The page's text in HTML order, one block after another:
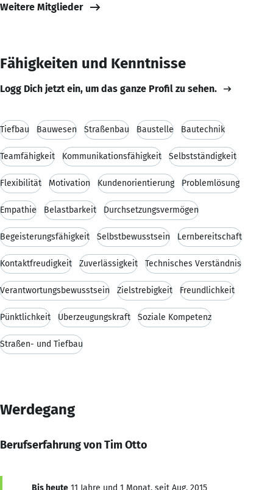
Weitere Mitglieder
Fähigkeiten und Kenntnisse
Logg Dich jetzt ein, um das ganze Profil zu sehen.
Tiefbau Bauwesen Straßenbau Baustelle Bautechnik
Teamfähigkeit Kommunikationsfähigkeit Selbstständigkeit
Flexibilität Motivation Kundenorientierung Problemlösung
Empathie Belastbarkeit Durchsetzungsvermögen
Begeisterungsfähigkeit Selbstbewusstsein Lernbereitschaft
Kontaktfreudigkeit Zuverlässigkeit Technisches Verständnis
Verantwortungsbewusstsein Zielstrebigkeit Freundlichkeit
Pünktlichkeit Überzeugungskraft Soziale Kompetenz
Straßen- und Tiefbau
Werdegang
Berufserfahrung von Tim Otto
Bis heute 11 Jahre und 1 Monat, seit Aug. 2015